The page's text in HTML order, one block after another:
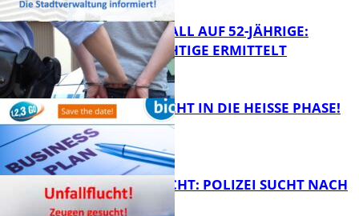
FB Kultur
FB News
RAUBÜBERFALL AUF 52-JÄHRIGE:
TATVERDÄCHTIGE ERMITTELT
1,2,3 GO® GEHT IN DIE HEISSE PHASE!
UNFALLFLUCHT: POLIZEI SUCHT NACH
ZEUGEN